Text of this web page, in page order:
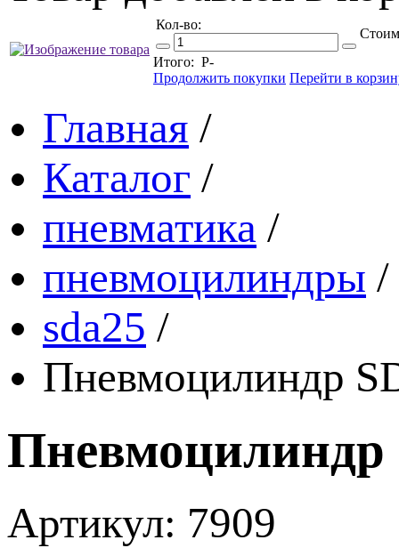
Кол-во:
Итого: Р-
Продолжить покупки Перейти в
Главная /
Каталог /
пневматика /
пневмоцилиндры /
sda25 /
Пневмоцилиндр
Пневмоцилиндр
Артикул: 7909